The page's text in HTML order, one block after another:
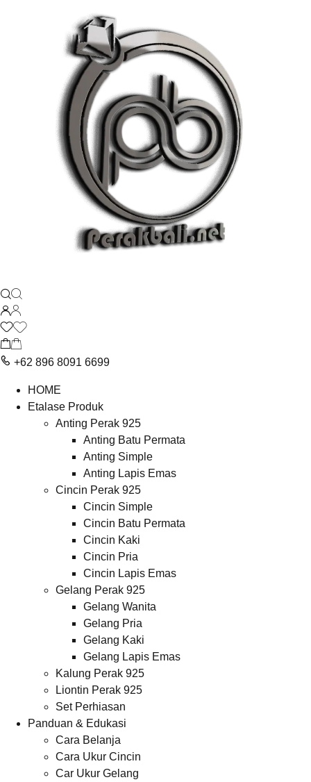
+62 896 8091 6699
HOME
Etalase Produk
Anting Perak 925
Anting Batu Permata
Anting Simple
Anting Lapis Emas
Cincin Perak 925
Cincin Simple
Cincin Batu Permata
Cincin Kaki
Cincin Pria
Cincin Lapis Emas
Gelang Perak 925
Gelang Wanita
Gelang Pria
Gelang Kaki
Gelang Lapis Emas
Kalung Perak 925
Liontin Perak 925
Set Perhiasan
Panduan & Edukasi
Cara Belanja
Cara Ukur Cincin
Car Ukur Gelang